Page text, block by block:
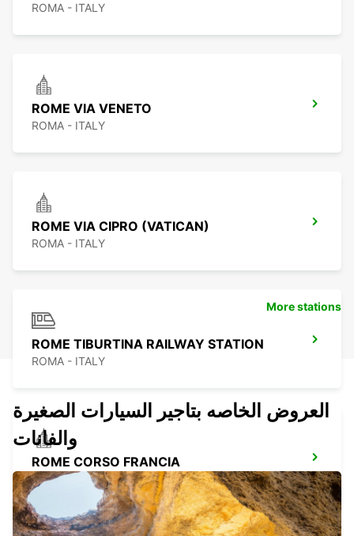
ROMA - ITALY
ROME VIA VENETO
ROMA - ITALY
ROME VIA CIPRO (VATICAN)
ROMA - ITALY
ROME TIBURTINA RAILWAY STATION
ROMA - ITALY
ROME CORSO FRANCIA
ROMA - ITALY
More stations
العروض الخاصه بتاجير السيارات الصغيرة
والفانات